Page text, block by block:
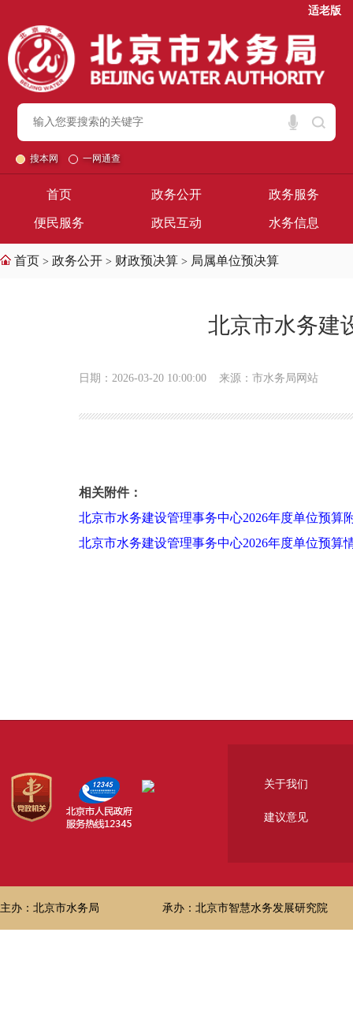
适老版
搜本网 一网通查
首页 政务公开 政务服务
便民服务 政民互动 水务信息
首页 > 政务公开 > 财政预决算 > 局属单位预决算
北京市水务建
日期：2026-03-20 10:00:00 来源：市水务局网站
相关附件：
北京市水务建设管理事务中心2026年度单位预算
北京市水务建设管理事务中心2026年度单位预算
关于我们
建议意见
主办：北京市水务局 承办：北京市智慧水务发展研究院